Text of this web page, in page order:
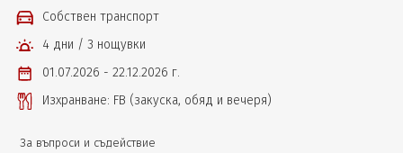
Собствен транспорт
4 дни / 3 нощувки
01.07.2026 - 22.12.2026 г.
Изхранване: FB (закуска, обяд и вечеря)
За въпроси и съдействие